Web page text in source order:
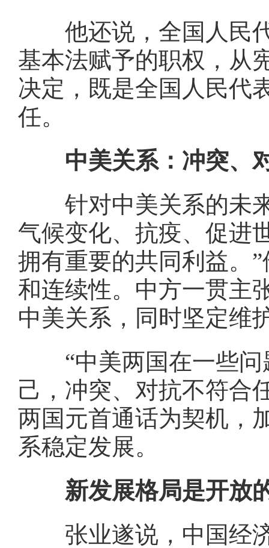
他还说，全国人民代
基本法赋予的职权，从
决定，既是全国人民代
任。
中美关系：冲突、对
针对中美关系的未来
气候变化、抗疫、促进
拥有重要的共同利益。
和连续性。中方一贯主
中美关系，同时坚定维
“中美两国在一些问
己，冲突、对抗不符合
两国元首通话为契机，
系稳定发展。
新发展格局是开放的
张业遂说，中国经济